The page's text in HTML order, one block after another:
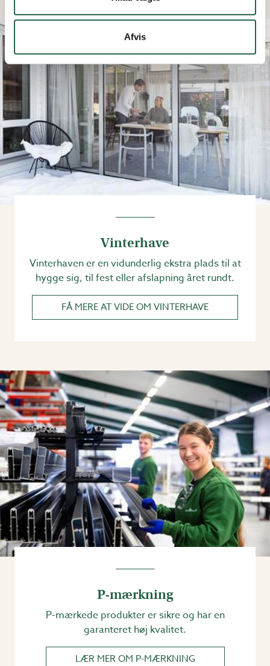
Afvis
Vinterhave
Vinterhaven er en vidunderlig ekstra plads til at
hygge sig, til fest eller afslapning året rundt.
FÅ MERE AT VIDE OM VINTERHAVE
P-mærkning
P-mærkede produkter er sikre og har en
garanteret høj kvalitet.
LÆR MER OM P-MÆRKNING